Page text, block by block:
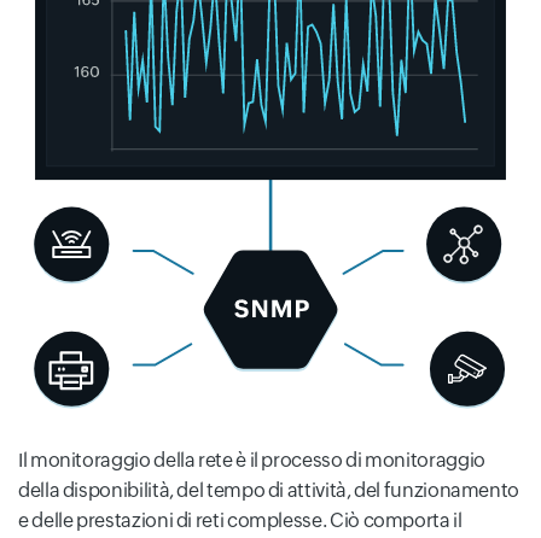
Il monitoraggio della rete è il processo di monitoraggio
della disponibilità, del tempo di attività, del funzionamento
e delle prestazioni di reti complesse. Ciò comporta il